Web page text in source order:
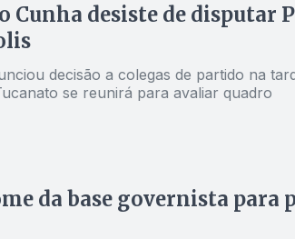
Cunha desiste de disputar
decisão a colegas de partido na
se reunirá para avaliar quadro
da base governista para